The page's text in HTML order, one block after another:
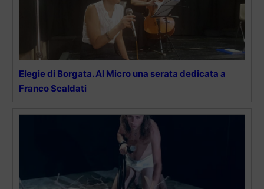
Elegie di Borgata. Al Micro una serata dedicata a
Franco Scaldati